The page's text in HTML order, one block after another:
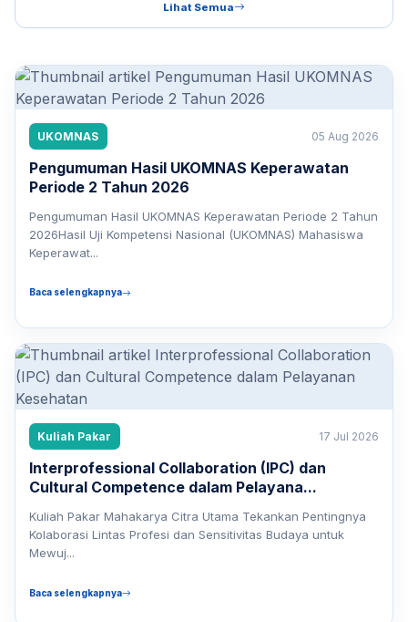
Lihat Semua
UKOMNAS 05 Aug 2026
Pengumuman Hasil UKOMNAS Keperawatan
Periode 2 Tahun 2026
Pengumuman Hasil UKOMNAS Keperawatan Periode 2 Tahun
2026Hasil Uji Kompetensi Nasional (UKOMNAS) Mahasiswa
Keperawat...
Baca selengkapnya
Kuliah Pakar 17 Jul 2026
Interprofessional Collaboration (IPC) dan
Cultural Competence dalam Pelayana...
Kuliah Pakar Mahakarya Citra Utama Tekankan Pentingnya
Kolaborasi Lintas Profesi dan Sensitivitas Budaya untuk
Mewuj...
Baca selengkapnya